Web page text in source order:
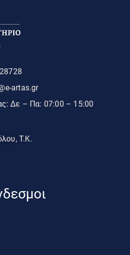
artas.gr
Δε – Πα: 07:00 – 15:00
Τ.Κ.